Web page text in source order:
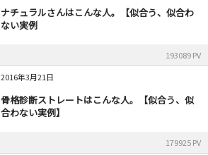
ナチュラルさんはこんな人。【似合う、似合わ
ない実例
193089 PV
2016年3月21日
骨格診断ストレートはこんな人。【似合う、似
合わない実例】
179925 PV